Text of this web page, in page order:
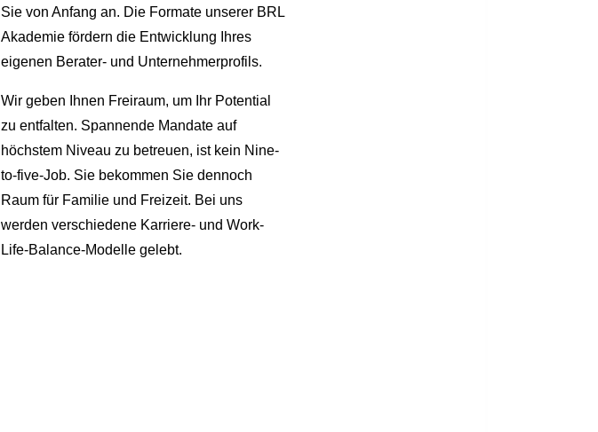
Sie von Anfang an. Die Formate unserer BRL
Akademie fördern die Entwicklung Ihres
eigenen Berater- und Unternehmerprofils.
Wir geben Ihnen Freiraum, um Ihr Potential
zu entfalten. Spannende Mandate auf
höchstem Niveau zu betreuen, ist kein Nine-
to-five-Job. Sie bekommen Sie dennoch
Raum für Familie und Freizeit. Bei uns
werden verschiedene Karriere- und Work-
Life-Balance-Modelle gelebt.